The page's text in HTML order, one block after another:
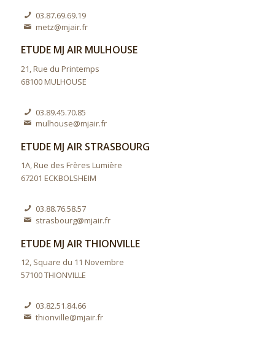
03.87.69.69.19
metz@mjair.fr
ETUDE MJ AIR MULHOUSE
21, Rue du Printemps
68100 MULHOUSE
03.89.45.70.85
mulhouse@mjair.fr
ETUDE MJ AIR STRASBOURG
1A, Rue des Frères Lumière
67201 ECKBOLSHEIM
03.88.76.58.57
strasbourg@mjair.fr
ETUDE MJ AIR THIONVILLE
12, Square du 11 Novembre
57100 THIONVILLE
03.82.51.84.66
thionville@mjair.fr